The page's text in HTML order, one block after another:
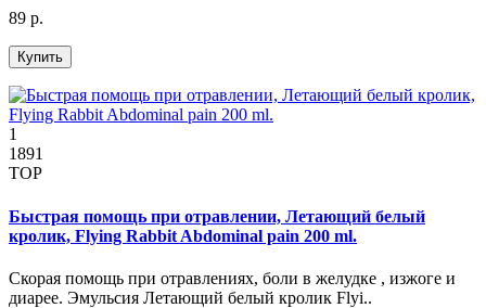
89 р.
Купить
1
1891
TOP
Быстрая помощь при отравлении, Летающий белый
кролик, Flying Rabbit Abdominal pain 200 ml.
Скорая помощь при отравлениях, боли в желудке , изжоге и
диарее. Эмульсия Летающий белый кролик Flyi..